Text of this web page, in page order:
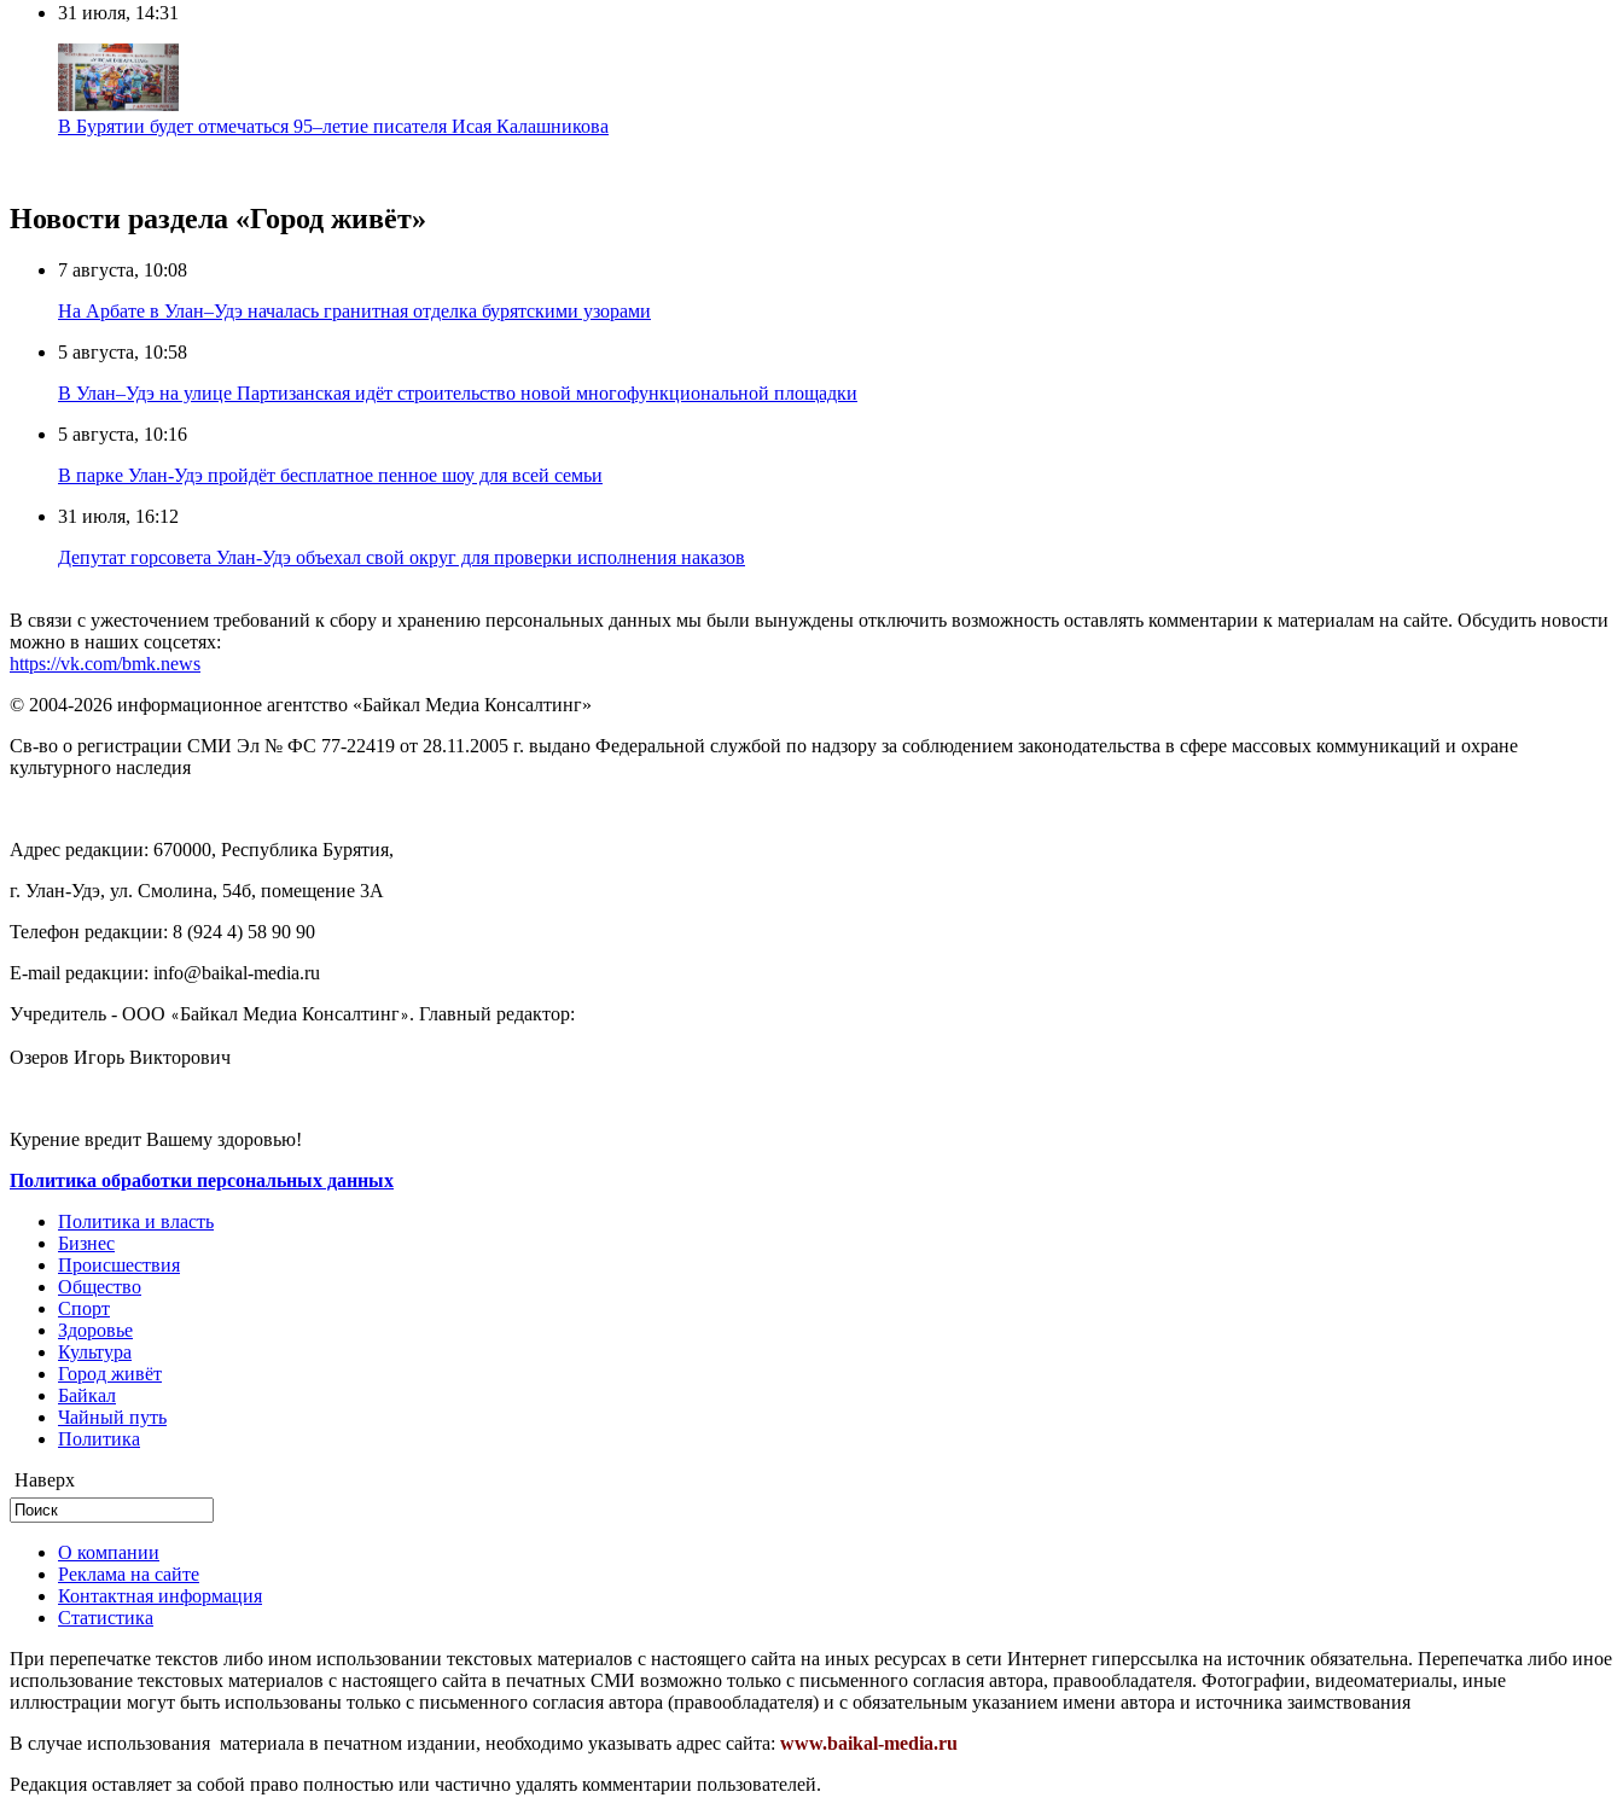
31 июля, 14:31
В Бурятии будет отмечаться 95–летие писателя Исая Калашникова
Новости раздела «Город живёт»
7 августа, 10:08
На Арбате в Улан–Удэ началась гранитная отделка бурятскими узорами
5 августа, 10:58
В Улан–Удэ на улице Партизанская идёт строительство новой многофункциональной площадки
5 августа, 10:16
В парке Улан-Удэ пройдёт бесплатное пенное шоу для всей семьи
31 июля, 16:12
Депутат горсовета Улан-Удэ объехал свой округ для проверки исполнения наказов
В связи с ужесточением требований к сбору и хранению персональных данных мы были вынуждены отключить возможность оставлять комментарии к материалам на сайте. Обсудить новости
можно в наших соцсетях:
https://vk.com/bmk.news
© 2004-2026 информационное агентство «Байкал Медиа Консалтинг»
Св-во о регистрации СМИ Эл № ФС 77-22419 от 28.11.2005 г. выдано Федеральной службой по надзору за соблюдением законодательства в сфере массовых коммуникаций и охране
культурного наследия
Адрес редакции: 670000, Республика Бурятия,
г. Улан-Удэ, ул. Смолина, 54б, помещение 3А
Телефон редакции: ‎‎8 (924 4) 58 90 90
E-mail редакции: info@baikal-media.ru
Учредитель - ООО «Байкал Медиа Консалтинг». Главный редактор:
Озеров Игорь Викторович
Курение вредит Вашему здоровью!
Политика обработки персональных данных
Политика и власть
Бизнес
Происшествия
Общество
Cпорт
Здоровье
Культура
Город живёт
Байкал
Чайный путь
Политика
Наверх
О компании
Реклама на сайте
Контактная информация
Статистика
При перепечатке текстов либо ином использовании текстовых материалов с настоящего сайта на иных ресурсах в сети Интернет гиперссылка на источник обязательна. Перепечатка либо иное
использование текстовых материалов с настоящего сайта в печатных СМИ возможно только с письменного согласия автора, правообладателя. Фотографии, видеоматериалы, иные
иллюстрации могут быть использованы только с письменного согласия автора (правообладателя) и с обязательным указанием имени автора и источника заимствования
В случае использования материала в печатном издании, необходимо указывать адрес сайта: www.baikal-media.ru
Редакция оставляет за собой право полностью или частично удалять комментарии пользователей.